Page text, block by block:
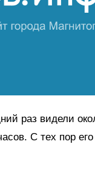
раз видели
С тех пор